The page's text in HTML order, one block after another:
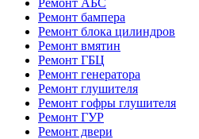
Ремонт АБС
Ремонт бампера
Ремонт блока цилиндров
Ремонт вмятин
Ремонт ГБЦ
Ремонт генератора
Ремонт глушителя
Ремонт гофры глушителя
Ремонт ГУР
Ремонт двери